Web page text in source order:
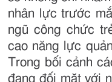
nhân lực trước
ngũ công chức
cao năng lực
Trong bối cảnh
đang đối mặt với